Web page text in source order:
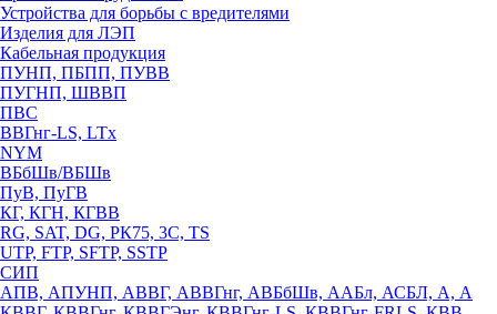
Устройства для борьбы с вредителями
Изделия для ЛЭП
Кабельная продукция
ПУНП, ПБПП, ПУВВ
ПУГНП, ШВВП
ПВС
ВВГнг-LS, LTx
NYM
ВБбШв/ВБШв
ПуВ, ПуГВ
КГ, КГН, КГВВ
RG, SAT, DG, РК75, 3С, TS
UTP, FTP, SFTP, SSTP
СИП
АПВ, АПУНП, АВВГ, АВВГнг, АВБбШв, ААБл, АСБЛ, А, А